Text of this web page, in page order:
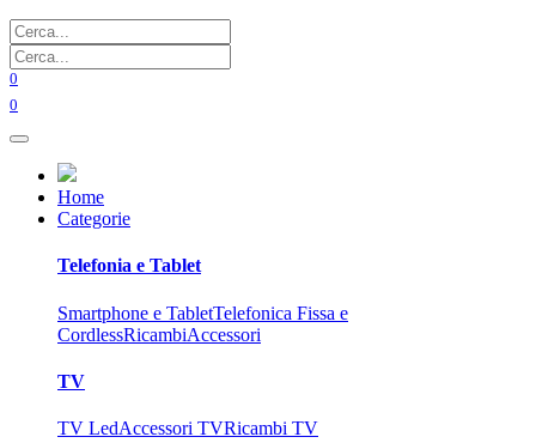
0
0
Home
Categorie
Telefonia e Tablet
Smartphone e TabletTelefonica Fissa e
CordlessRicambiAccessori
TV
TV LedAccessori TVRicambi TV